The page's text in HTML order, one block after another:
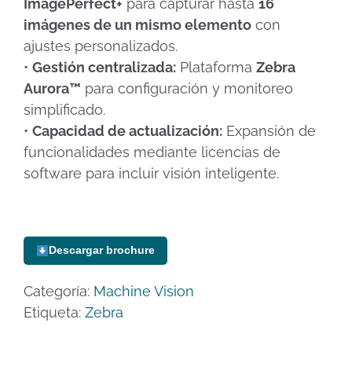
imágenes de un mismo elemento con
ajustes personalizados.
• Gestión centralizada: Plataforma Zebra
Aurora™ para configuración y monitoreo
simplificado.
• Capacidad de actualización: Expansión de
funcionalidades mediante licencias de
software para incluir visión inteligente.
Descargar brochure
Categoría: Machine Vision
Etiqueta: Zebra